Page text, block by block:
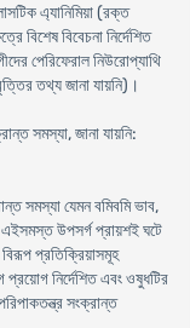
এ্যানিমিয়া (রক্ত
বিশেষ বিবেচনা নির্দেশিত
পেরিফেরাল নিউরোপ্যাথি
তথ্য জানা যায়নি)।
সমস্যা, জানা যায়নি:
সমস্যা যেমন বমিবমি ভাব,
এইসমস্ত উপসর্গ প্রায়শই ঘটে
প্রতিক্রিয়াসমূহ
নির্দেশিত এবং ওষুধটির
সংক্রান্ত